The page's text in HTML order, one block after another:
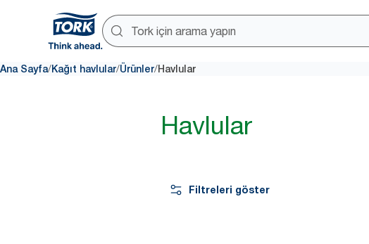
Ana Sayfa/Kağıt havlular/Ürünler/Havlular
Havlular
Filtreleri göster